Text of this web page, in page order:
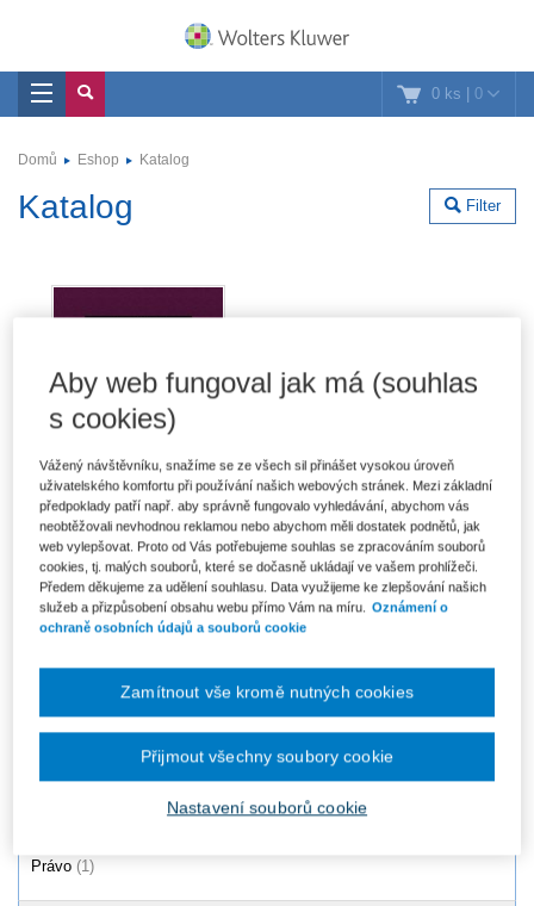
0 ks | 0
Domů Eshop Katalog
Filter
Katalog
Autorský zákon a předpisy
související (včetně
mezinárodních smluv...
Od 2 890 Kč
Právo (1)
Aby web fungoval jak má (souhlas
s cookies)
Vážený návštěvníku, snažíme se ze všech sil přinášet vysokou úroveň
uživatelského komfortu při používání našich webových stránek. Mezi základní
předpoklady patří např. aby správně fungovalo vyhledávání, abychom vás
neobtěžovali nevhodnou reklamou nebo abychom měli dostatek podnětů, jak
web vylepšovat. Proto od Vás potřebujeme souhlas se zpracováním souborů
cookies, tj. malých souborů, které se dočasně ukládají ve vašem prohlížeči.
Předem děkujeme za udělení souhlasu. Data využijeme ke zlepšování našich
služeb a přizpůsobení obsahu webu přímo Vám na míru. Oznámení o
ochraně osobních údajů a souborů cookie
Nastavení souborů cookie
Zamítnout vše kromě nutných cookies
Přijmout všechny soubory cookie